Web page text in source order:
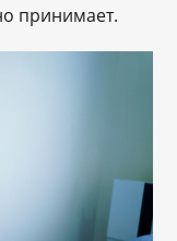
принимает.